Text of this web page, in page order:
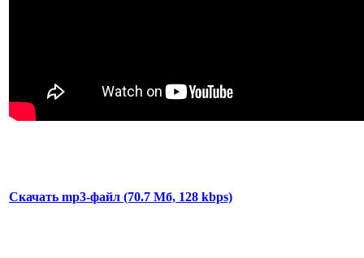
Скачать mp3-файл (70.7 Мб, 128 kbps)